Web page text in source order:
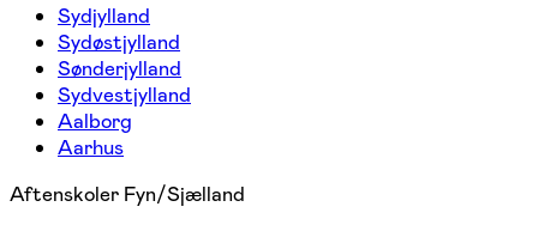
Sydjylland
Sydøstjylland
Sønderjylland
Sydvestjylland
Aalborg
Aarhus
Aftenskoler Fyn/Sjælland